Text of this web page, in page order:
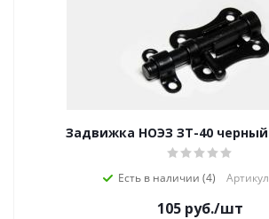
Задвижка НОЭЗ ЗТ-40
Есть в наличии (4)
105руб./шт